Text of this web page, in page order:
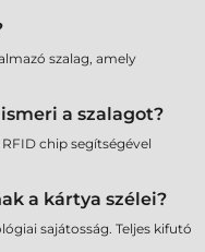
szalag, amely
a szalagot?
chip segítségével
a kártya szélei?
sajátosság. Teljes kifutó